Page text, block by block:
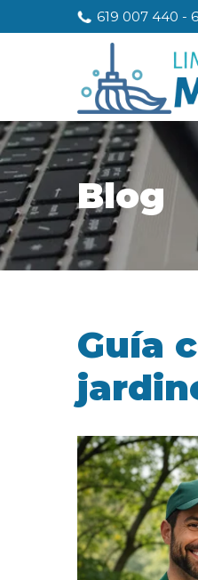
619 007 440 -
Blog
Guía